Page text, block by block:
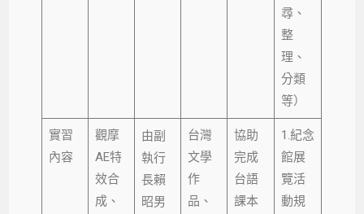
尋、
整
理、
分類
等）
實習
內容
觀摩
AE特
效合
成、
由副
執行
長賴
昭男
台灣
文學
作
品、
協助
完成
台語
課本
1.紀念
館展
覽活
動規